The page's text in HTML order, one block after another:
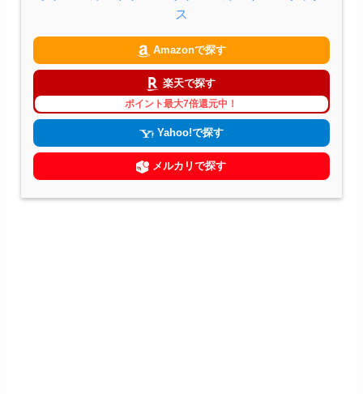
ス
Amazonで探す
楽天で探す
ポイント最大7倍還元中！
Yahoo!で探す
メルカリで探す